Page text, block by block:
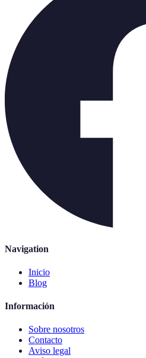
Navigation
Inicio
Blog
Información
Sobre nosotros
Contacto
Aviso legal